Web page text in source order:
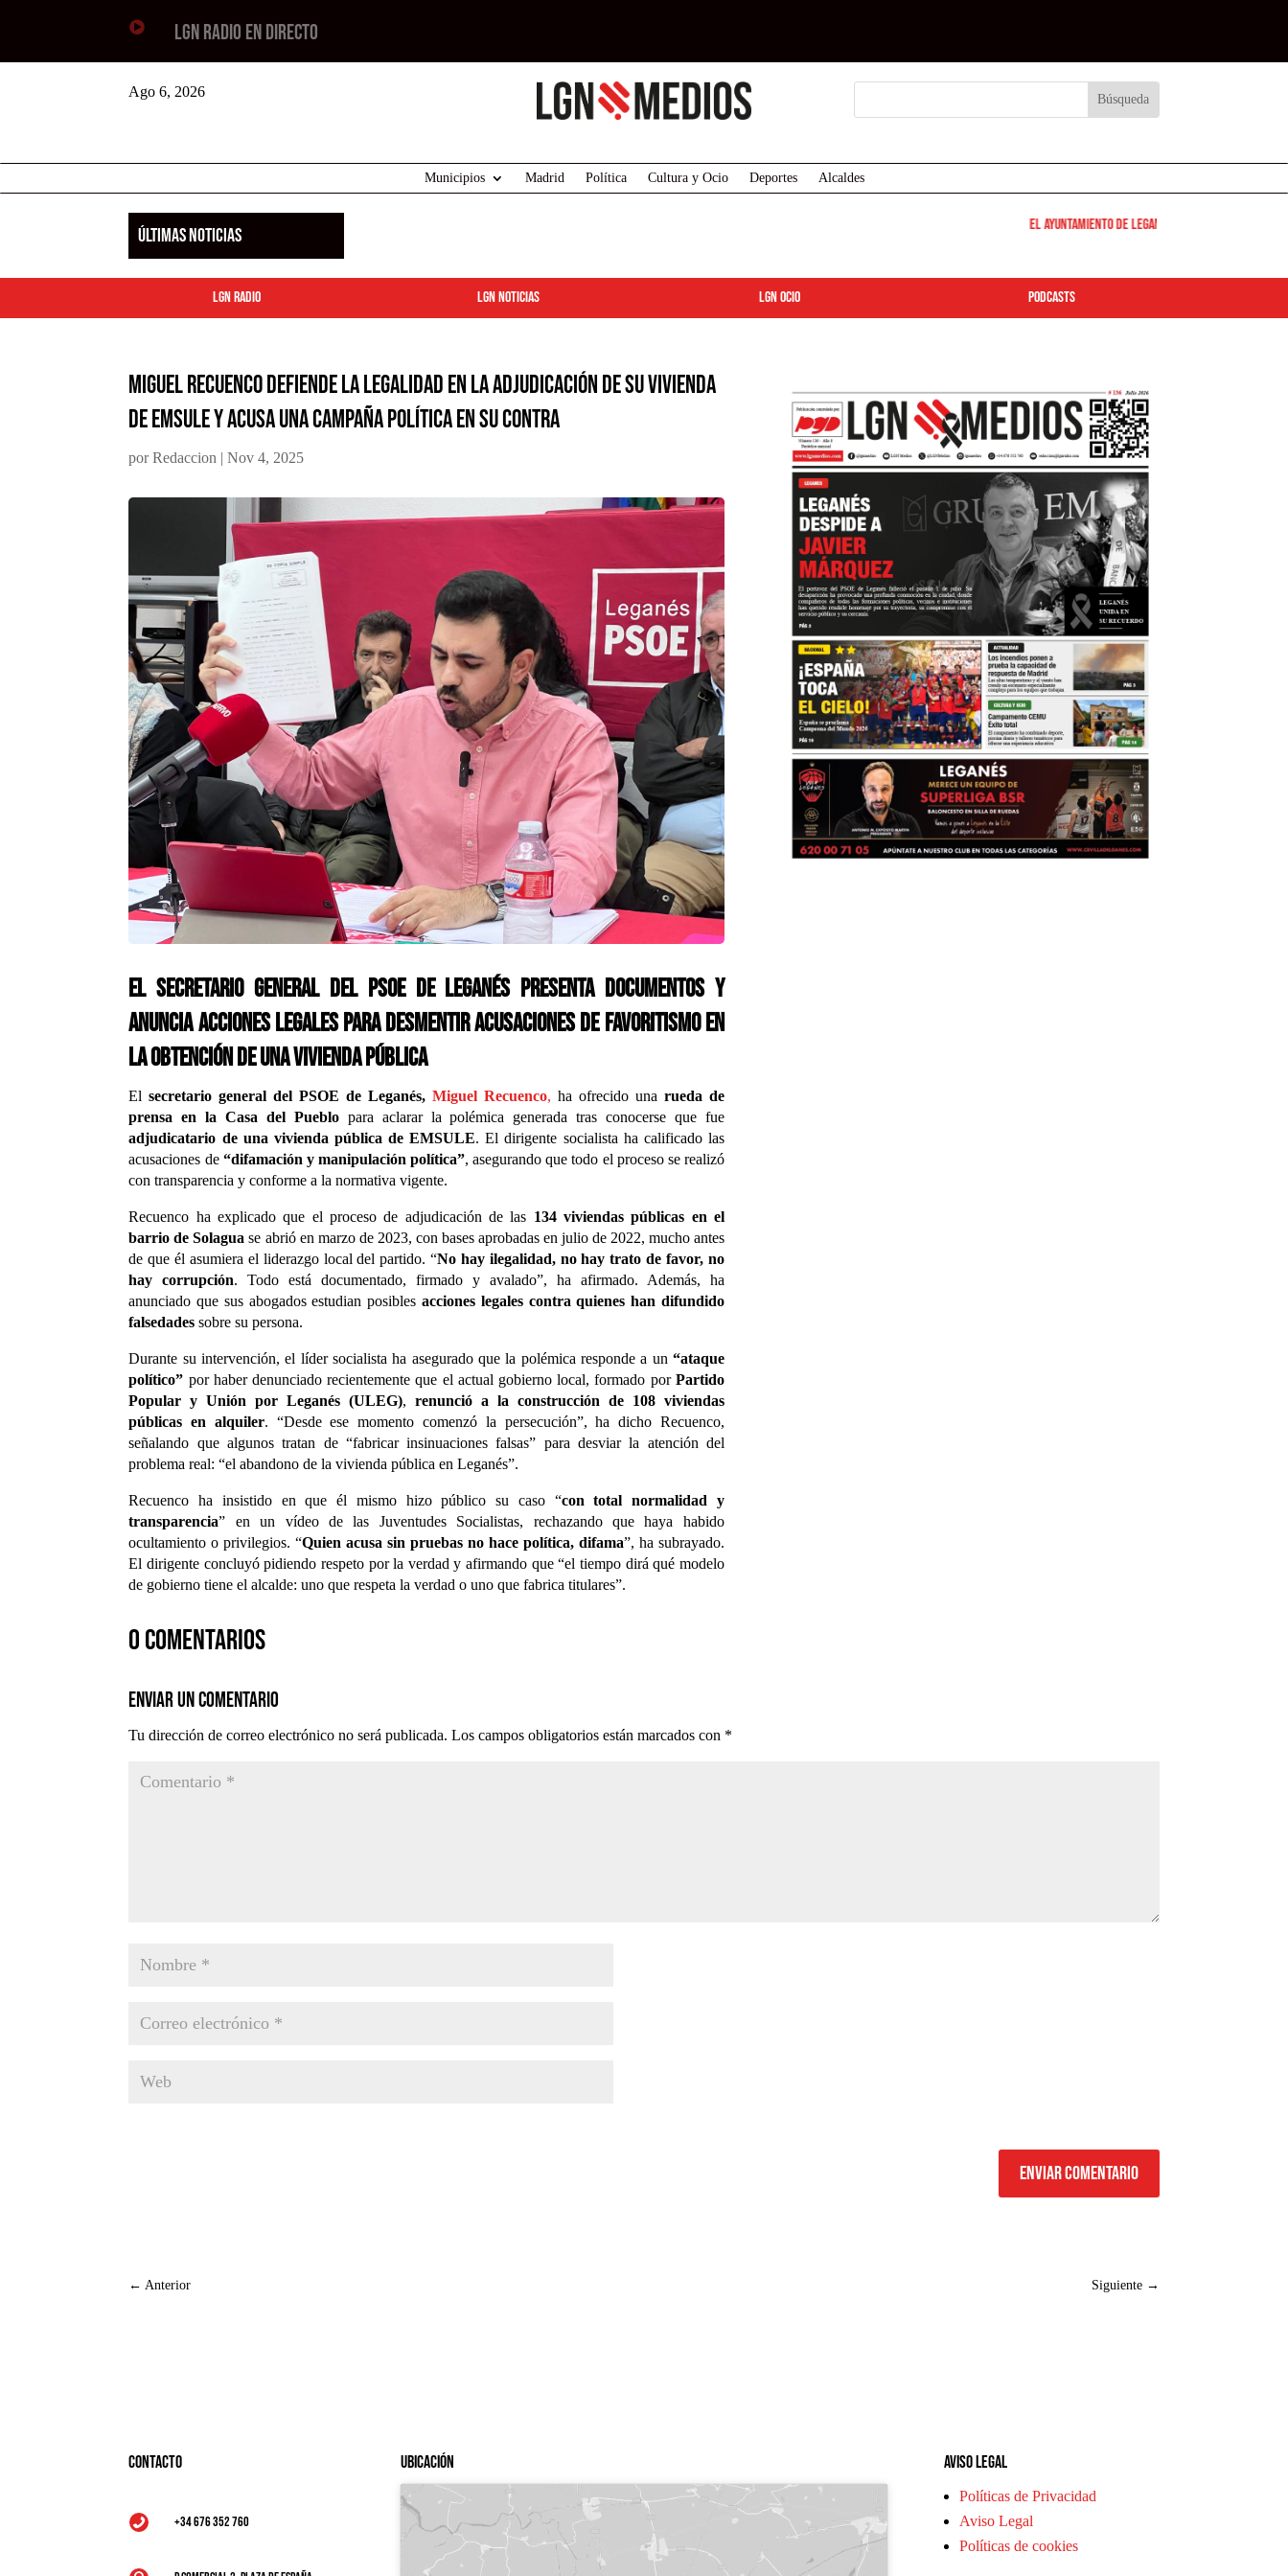
 LGN RADIO EN DIRECTO
Ago 6, 2026
Municipios Madrid Política Cultura y Ocio Deportes Alcaldes
ÚLTIMAS NOTICIAS El Ayuntamiento de Leganés pone en marcha los
LGN Radio LGN Noticias LGN ocio podcasts
Miguel Recuenco defiende la legalidad en la adjudicación de su vivienda
de EMSULE y acusa una campaña política en su contra
porRedaccion |Nov 4, 2025
El secretario general del PSOE de Leganés presenta documentos y
anuncia acciones legales para desmentir acusaciones de favoritismo en
la obtención de una vivienda pública
Elsecretario general del PSOE de Leganés, Miguel Recuenco, ha ofrecido una rueda de
prensa en la Casa del Pueblopara aclarar la polémica generada tras conocerse que fue
adjudicatario de una vivienda pública de EMSULE. El dirigente socialista ha calificado las
acusaciones de “difamación y manipulación política”, asegurando que todo el proceso se realizó
con transparencia y conforme a la normativa vigente.
Recuenco ha explicado que el proceso de adjudicación de las 134 viviendas públicas en el
barrio de Solagua se abrió en marzo de 2023, con bases aprobadas en julio de 2022, mucho antes
de que él asumiera el liderazgo local del partido. “No hay ilegalidad, no hay trato de favor, no
hay corrupción. Todo está documentado, firmado y avalado”, ha afirmado. Además, ha
anunciado que sus abogados estudian posiblesacciones legales contra quienes han difundido
falsedades sobre su persona.
Durante su intervención, el líder socialista ha asegurado que la polémica responde a un “ataque
político” por haber denunciado recientemente que el actual gobierno local, formado por Partido
Popular y Unión por Leganés (ULEG),renunció a la construcción de 108 viviendas
públicas en alquiler. “Desde ese momento comenzó la persecución”, ha dicho Recuenco,
señalando que algunos tratan de “fabricar insinuaciones falsas” para desviar la atención del
problema real: “el abandono de la vivienda pública en Leganés”.
Recuenco ha insistido en que él mismo hizo público su caso “con total normalidad y
transparencia” en un vídeo de las Juventudes Socialistas, rechazando que haya habido
ocultamiento o privilegios. “Quien acusa sin pruebas no hace política, difama”, ha subrayado.
El dirigente concluyó pidiendo respeto por la verdad y afirmando que “el tiempo dirá qué modelo
de gobierno tiene el alcalde: uno que respeta la verdad o uno que fabrica titulares”.
0 comentarios
Enviar un comentario
Tu dirección de correo electrónico no será publicada. Los campos obligatorios están marcados con *
Enviar comentario
←Anterior Siguiente→
Contacto
 +34 676 352 760
Ubicación Aviso legal
Políticas de Privacidad
Aviso Legal
Políticas de cookies